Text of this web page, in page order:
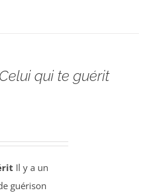
qui te guérit
Il y a un
guérison